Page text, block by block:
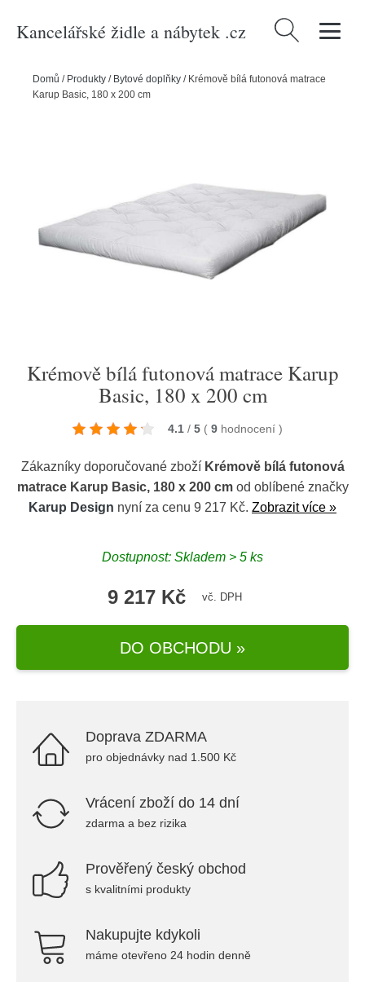
Kancelářské židle a nábytek .cz Vyhledávání
Domů / Produkty / Bytové doplňky / Krémově bílá futonová matrace
Karup Basic, 180 x 200 cm
Krémově bílá futonová matrace Karup
Basic, 180 x 200 cm
4.1 / 5 ( 9 hodnocení )
Zákazníky doporučované zboží Krémově bílá futonová
matrace Karup Basic, 180 x 200 cmod oblíbené značky
Karup Design nyní za cenu 9 217 Kč. Zobrazit více »
Dostupnost: Skladem > 5 ks
9 217 Kč vč. DPH
DO OBCHODU »
Doprava ZDARMA
pro objednávky nad 1.500 Kč
Vrácení zboží do 14 dní
zdarma a bez rizika
Prověřený český obchod
s kvalitními produkty
Nakupujte kdykoli
máme otevřeno 24 hodin denně